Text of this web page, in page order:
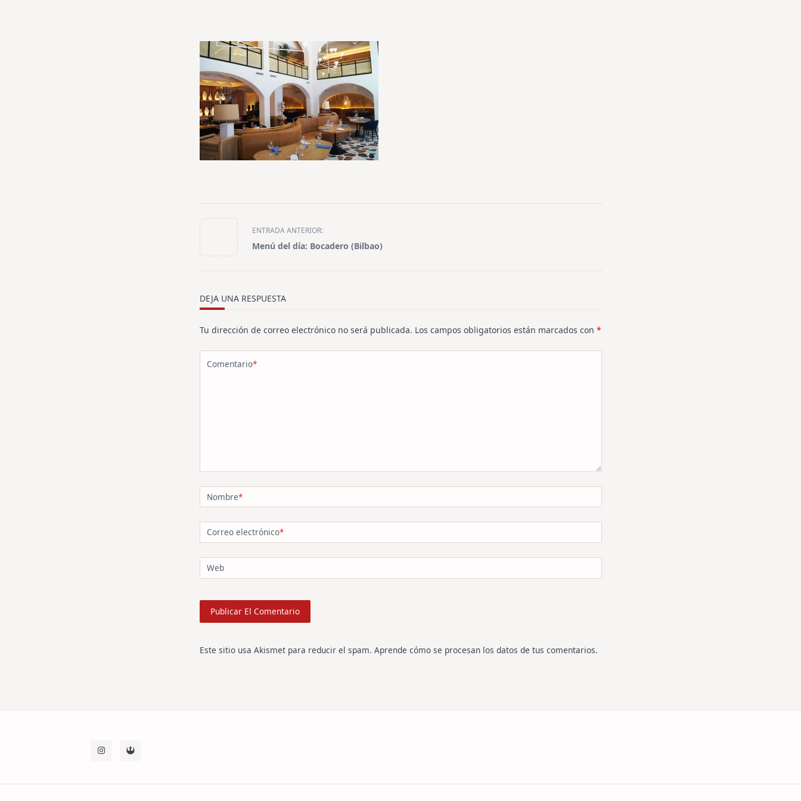
<span
class="nav-
subtitle
screen-
text">Página</span>
ENTRADA ANTERIOR:
Menú del día: Bocadero (Bilbao)
DEJA UNA RESPUESTA
Tu dirección de correo electrónico no será publicada. Los campos obligatorios están marcados con *
Comentario*
Nombre*
Correo electrónico*
Web
Este sitio usa Akismet para reducir el spam. Aprende cómo se procesan los datos de tus comentarios.